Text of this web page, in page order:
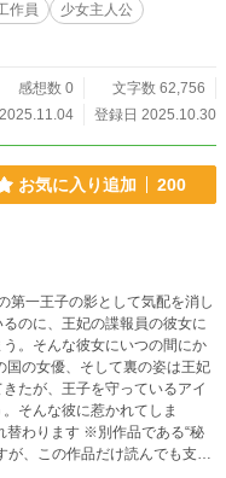
作員
少女主人公
感想数 0
文字数 62,756
登録日 2025.10.30
お気に入り追加 200
第一王子の影として気配を消し
のに、王妃の諜報員の彼女に
。そんな彼女にいつの間にか
たが、王子を守っているアイ
そんな彼に惹かれてしま
が、この作品だけ読んでも支障